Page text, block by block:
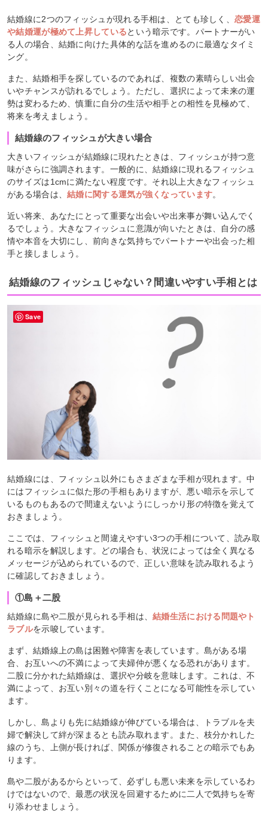
結婚線に2つのフィッシュが現れる手相は、とても珍しく、恋愛運
や結婚運が極めて上昇しているという暗示です。パートナーがい
る人の場合、結婚に向けた具体的な話を進めるのに最適なタイミ
ング。
また、結婚相手を探しているのであれば、複数の素晴らしい出会
いやチャンスが訪れるでしょう。ただし、選択によって未来の運
勢は変わるため、慎重に自分の生活や相手との相性を見極めて、
将来を考えましょう。
結婚線のフィッシュが大きい場合
大きいフィッシュが結婚線に現れたときは、フィッシュが持つ意
味がさらに強調されます。一般的に、結婚線に現れるフィッシュ
のサイズは1cmに満たない程度です。それ以上大きなフィッシュ
がある場合は、結婚に関する運気が強くなっています。
近い将来、あなたにとって重要な出会いや出来事が舞い込んでく
るでしょう。大きなフィッシュに意識が向いたときは、自分の感
情や本音を大切にし、前向きな気持ちでパートナーや出会った相
手と接しましょう。
結婚線のフィッシュじゃない？間違いやすい手相とは
結婚線には、フィッシュ以外にもさまざまな手相が現れます。中
にはフィッシュに似た形の手相もありますが、悪い暗示を示して
いるものもあるので間違えないようにしっかり形の特徴を覚えて
おきましょう。
ここでは、フィッシュと間違えやすい3つの手相について、読み取
れる暗示を解説します。どの場合も、状況によっては全く異なる
メッセージが込められているので、正しい意味を読み取れるよう
に確認しておきましょう。
①島＋二股
結婚線に島や二股が見られる手相は、結婚生活における問題やト
ラブルを示唆しています。
まず、結婚線上の島は困難や障害を表しています。島がある場
合、お互いへの不満によって夫婦仲が悪くなる恐れがあります。
二股に分かれた結婚線は、選択や分岐を意味します。これは、不
満によって、お互い別々の道を行くことになる可能性を示してい
ます。
しかし、島よりも先に結婚線が伸びている場合は、トラブルを夫
婦で解決して絆が深まるとも読み取れます。また、枝分かれした
線のうち、上側が長ければ、関係が修復されることの暗示でもあ
ります。
島や二股があるからといって、必ずしも悪い未来を示しているわ
けではないので、最悪の状況を回避するために二人で気持ちを寄
り添わせましょう。
Save